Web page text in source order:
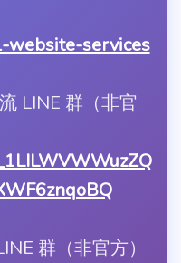
website-services
LINE 群（非官
群（非官方）